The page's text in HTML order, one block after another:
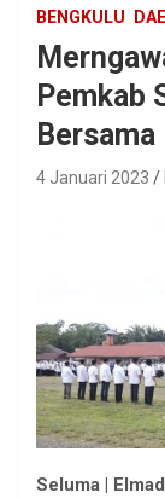
BENGKULU
Pemkab
Bersama
4 Januari 2023
Seluma |